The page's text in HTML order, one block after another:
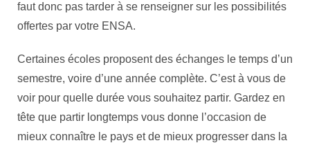
faut donc pas tarder à se renseigner sur les possibilités
offertes par votre ENSA.
Certaines écoles proposent des échanges le temps d’un
semestre, voire d’une année complète. C’est à vous de
voir pour quelle durée vous souhaitez partir. Gardez en
tête que partir longtemps vous donne l’occasion de
mieux connaître le pays et de mieux progresser dans la